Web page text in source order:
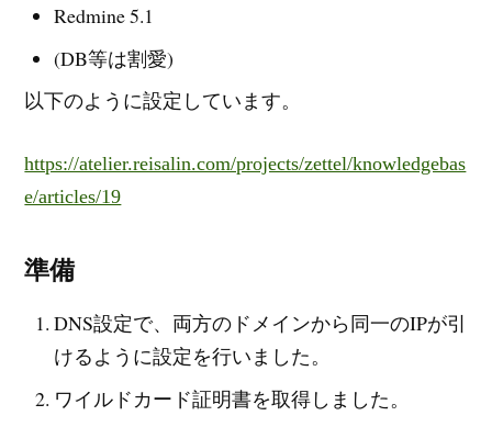
Redmine 5.1
(DB等は割愛)
以下のように設定しています。
https://atelier.reisalin.com/projects/zettel/knowledgebas
e/articles/19
準備
DNS設定で、両方のドメインから同一のIPが引
けるように設定を行いました。
ワイルドカード証明書を取得しました。